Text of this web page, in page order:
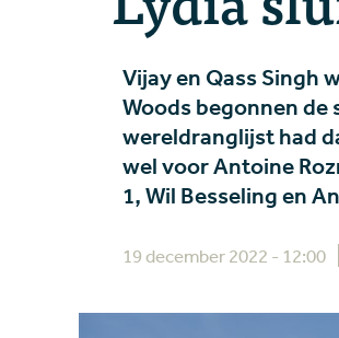
Vijay en Qass Singh
Woods begonnen
wereldranglijst had
wel voor Antoine
1, Wil Besseling en
19 december 2022 - 12:00